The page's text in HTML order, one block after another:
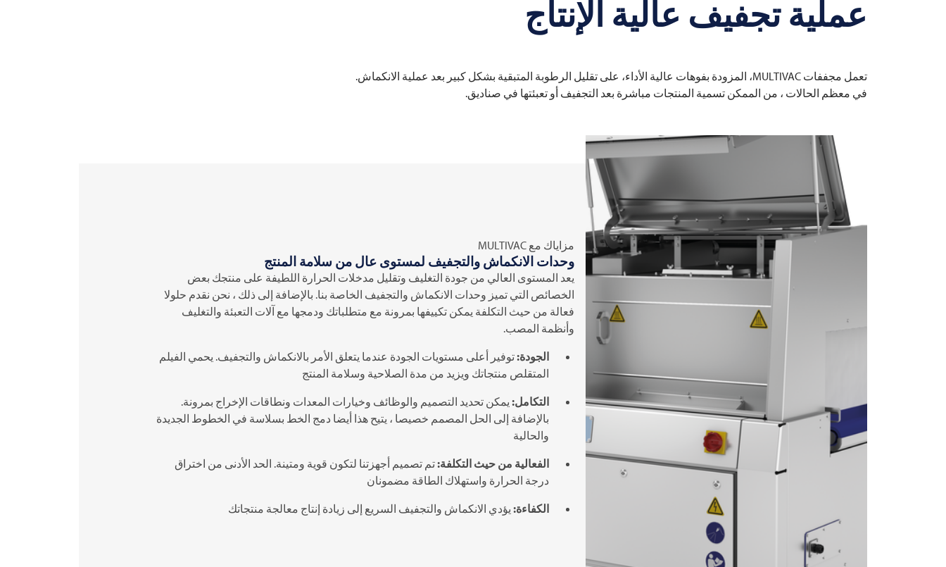
عملية تجفيف عالية الإنتاج
تعمل مجففات MULTIVAC، المزودة بفوهات عالية الأداء، على تقليل الرطوبة المتبقية بشكل كبير بعد عملية الانكماش.
في معظم الحالات ، من الممكن تسمية المنتجات مباشرة بعد التجفيف أو تعبئتها في صناديق.
مزاياك مع MULTIVAC
وحدات الانكماش والتجفيف لمستوى عال من سلامة المنتج
يعد المستوى العالي من جودة التغليف وتقليل مدخلات الحرارة اللطيفة على منتجك بعض
الخصائص التي تميز وحدات الانكماش والتجفيف الخاصة بنا. بالإضافة إلى ذلك ، نحن نقدم حلولا
فعالة من حيث التكلفة يمكن تكييفها بمرونة مع متطلباتك ودمجها مع آلات التعبئة والتغليف
وأنظمة المصب.
الجودة:توفير أعلى مستويات الجودة عندما يتعلق الأمر بالانكماش والتجفيف. يحمي الفيلم
المتقلص منتجاتك ويزيد من مدة الصلاحية وسلامة المنتج
التكامل: يمكن تحديد التصميم والوظائف وخيارات المعدات ونطاقات الإخراج بمرونة.
بالإضافة إلى الحل المصمم خصيصا ، يتيح هذا أيضا دمج الخط بسلاسة في الخطوط الجديدة
والحالية
الفعالية من حيث التكلفة:تم تصميم أجهزتنا لتكون قوية ومتينة. الحد الأدنى من اختراق
درجة الحرارة واستهلاك الطاقة مضمونان
الكفاءة: يؤدي الانكماش والتجفيف السريع إلى زيادة إنتاج معالجة منتجاتك